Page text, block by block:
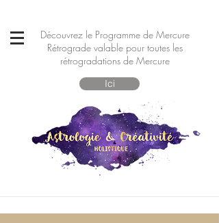
Découvrez le Programme de Mercure
Rétrograde valable pour toutes les
rétrogradations de Mercure
Ici